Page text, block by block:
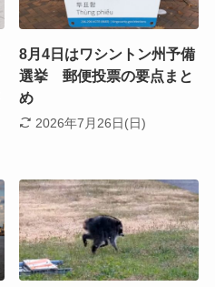
8月4日はワシントン州予備
選挙 郵便投票の要点まと
め
2026年7月26日(日)